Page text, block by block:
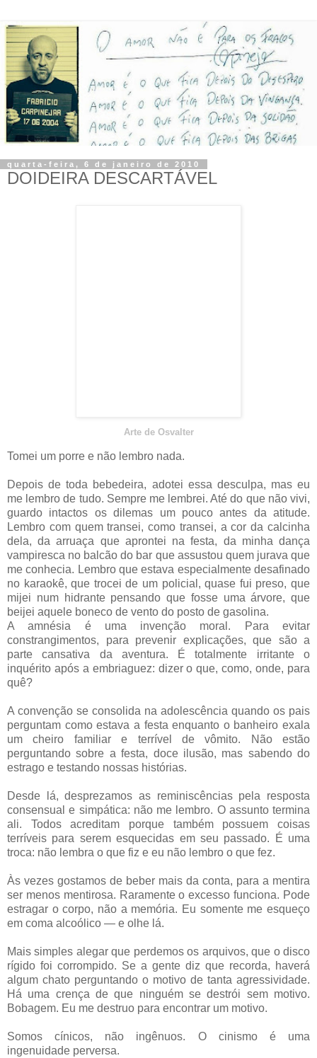
quarta-feira, 6 de janeiro de 2010
DOIDEIRA DESCARTÁVEL
Arte de Osvalter
Tomei um porre e não lembro nada.
Depois de toda bebedeira, adotei essa desculpa, mas eu
me lembro de tudo. Sempre me lembrei. Até do que não vivi,
guardo intactos os dilemas um pouco antes da atitude.
Lembro com quem transei, como transei, a cor da calcinha
dela, da arruaça que aprontei na festa, da minha dança
vampiresca no balcão do bar que assustou quem jurava que
me conhecia. Lembro que estava especialmente desafinado
no karaokê, que trocei de um policial, quase fui preso, que
mijei num hidrante pensando que fosse uma árvore, que
beijei aquele boneco de vento do posto de gasolina.
A amnésia é uma invenção moral. Para evitar
constrangimentos, para prevenir explicações, que são a
parte cansativa da aventura. É totalmente irritante o
inquérito após a embriaguez: dizer o que, como, onde, para
quê?
A convenção se consolida na adolescência quando os pais
perguntam como estava a festa enquanto o banheiro exala
um cheiro familiar e terrível de vômito. Não estão
perguntando sobre a festa, doce ilusão, mas sabendo do
estrago e testando nossas histórias.
Desde lá, desprezamos as reminiscências pela resposta
consensual e simpática: não me lembro. O assunto termina
ali. Todos acreditam porque também possuem coisas
terríveis para serem esquecidas em seu passado. É uma
troca: não lembra o que fiz e eu não lembro o que fez.
Às vezes gostamos de beber mais da conta, para a mentira
ser menos mentirosa. Raramente o excesso funciona. Pode
estragar o corpo, não a memória. Eu somente me esqueço
em coma alcoólico — e olhe lá.
Mais simples alegar que perdemos os arquivos, que o disco
rígido foi corrompido. Se a gente diz que recorda, haverá
algum chato perguntando o motivo de tanta agressividade.
Há uma crença de que ninguém se destrói sem motivo.
Bobagem. Eu me destruo para encontrar um motivo.
Somos cínicos, não ingênuos. O cinismo é uma
ingenuidade perversa.